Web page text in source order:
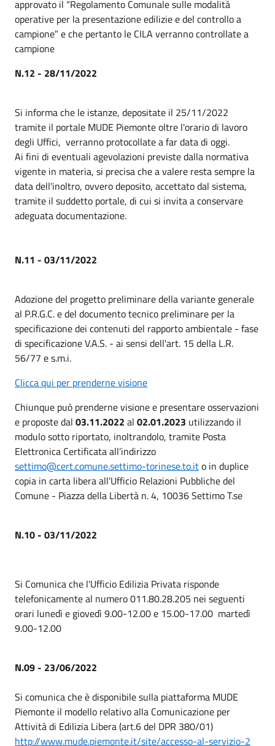
approvato il “Regolamento Comunale sulle modalità
operative per la presentazione edilizie e del controllo a
campione” e che pertanto le CILA verranno controllate a
campione
N.12 - 28/11/2022
Si informa che le istanze, depositate il 25/11/2022
tramite il portale MUDE Piemonte oltre l'orario di lavoro
degli Uffici, verranno protocollate a far data di oggi.
Ai fini di eventuali agevolazioni previste dalla normativa
vigente in materia, si precisa che a valere resta sempre la
data dell'inoltro, ovvero deposito, accettato dal sistema,
tramite il suddetto portale, di cui si invita a conservare
adeguata documentazione.
N.11 - 03/11/2022
Adozione del progetto preliminare della variante generale
al P.R.G.C. e del documento tecnico preliminare per la
specificazione dei contenuti del rapporto ambientale - fase
di specificazione V.A.S. - ai sensi dell'art. 15 della L.R.
56/77 e s.m.i.
Clicca qui per prenderne visione
Chiunque può prenderne visione e presentare osservazioni
e proposte dal 03.11.2022 al 02.01.2023 utilizzando il
modulo sotto riportato, inoltrandolo, tramite Posta
Elettronica Certificata all’indirizzo
settimo@cert.comune.settimo-torinese.to.ito in duplice
copia in carta libera all’Ufficio Relazioni Pubbliche del
Comune - Piazza della Libertà n. 4, 10036 Settimo T.se
N.10 - 03/11/2022
Si Comunica che l'Ufficio Edilizia Privata risponde
telefonicamente al numero 011.80.28.205 nei seguenti
orari lunedì e giovedì 9.00-12.00 e 15.00-17.00 martedì
9.00-12.00
N.09 - 23/06/2022
Si comunica che è disponibile sulla piattaforma MUDE
Piemonte il modello relativo alla Comunicazione per
Attività di Edilizia Libera (art.6 del DPR 380/01)
http://www.mude.piemonte.it/site/accesso-al-servizio-2